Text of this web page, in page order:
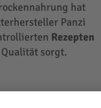
hat
Panzi
Rezepten
sorgt.